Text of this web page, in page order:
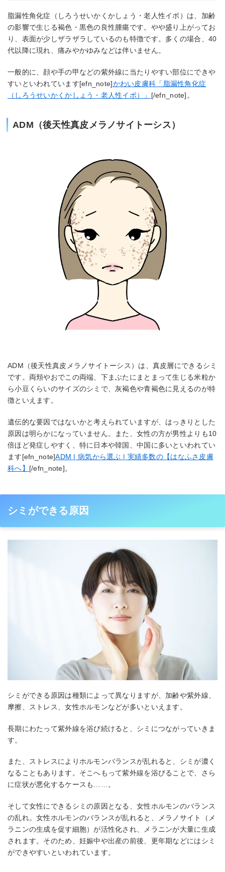
脂漏性角化症（しろうせいかくかしょう・老人性イボ）は、加齢
の影響で生じる褐色・黒色の良性腫瘍です。やや盛り上がってお
り、表面が少しザラザラしているのも特徴です。多くの場合、40
代以降に現れ、痛みやかゆみなどは伴いません。
一般的に、顔や手の甲などの紫外線に当たりやすい部位にできや
すいといわれています[efn_note]かわい皮膚科「脂漏性角化症
（しろうせいかくかしょう・老人性イボ）」 [/efn_note]。
ADM（後天性真皮メラノサイトーシス）
ADM（後天性真皮メラノサイトーシス）は、真皮層にできるシミ
です。両頬やおでこの両端、下まぶたにまとまって生じる米粒か
ら小豆くらいのサイズのシミで、灰褐色や青褐色に見えるのが特
徴といえます。
遺伝的な要因ではないかと考えられていますが、はっきりとした
原因は明らかになっていません。また、女性の方が男性よりも10
倍ほど発症しやすく、特に日本や韓国、中国に多いといわれてい
ます[efn_note]ADM | 病気から選ぶ | 実績多数の【はなふさ皮膚
科へ】 [/efn_note]。
シミができる原因
シミができる原因は種類によって異なりますが、加齢や紫外線、
摩擦、ストレス、女性ホルモンなどが多いといえます。
長期にわたって紫外線を浴び続けると、シミにつながっていきま
す。
また、ストレスによりホルモンバランスが乱れると、シミが濃く
なることもあります。そこへもって紫外線を浴びることで、さら
に症状が悪化するケースも……。
そして女性にできるシミの原因となる、女性ホルモンのバランス
の乱れ。女性ホルモンのバランスが乱れると、メラノサイト（メ
ラニンの生成を促す細胞）が活性化され、メラニンが大量に生成
されます。そのため、妊娠中や出産の前後、更年期などにはシミ
ができやすいといわれています。